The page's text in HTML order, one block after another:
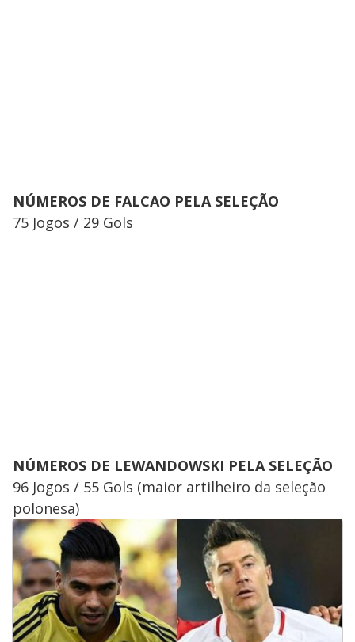
NÚMEROS DE FALCAO PELA SELEÇÃO
75 Jogos / 29 Gols
NÚMEROS DE LEWANDOWSKI PELA SELEÇÃO
​96 Jogos / 55 Gols (maior artilheiro da seleção
polonesa)